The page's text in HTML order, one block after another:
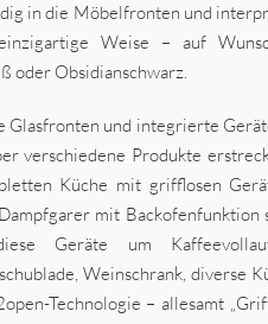
in die Möbelfronten und
Weise – auf
oder Obsidianschwarz.
Glasfronten und integrierte
verschiedene Produkte
Küche mit grifflosen
mit
Geräte um
Weinschrank, diverse
Technologie – allesamt